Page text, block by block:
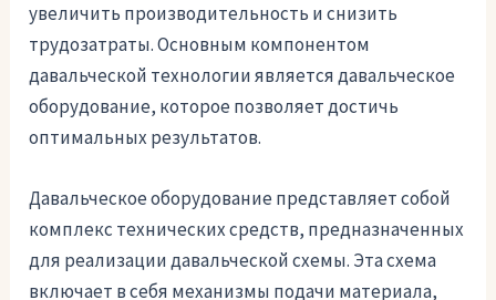
увеличить производительность и снизить
трудозатраты. Основным компонентом
давальческой технологии является давальческое
оборудование, которое позволяет достичь
оптимальных результатов.
Давальческое оборудование представляет собой
комплекс технических средств, предназначенных
для реализации давальческой схемы. Эта схема
включает в себя механизмы подачи материала,